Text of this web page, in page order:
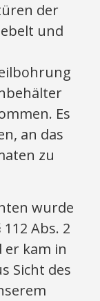
der
und
Es
an das
zu
wurde
Abs. 2
er kam in
Sicht des